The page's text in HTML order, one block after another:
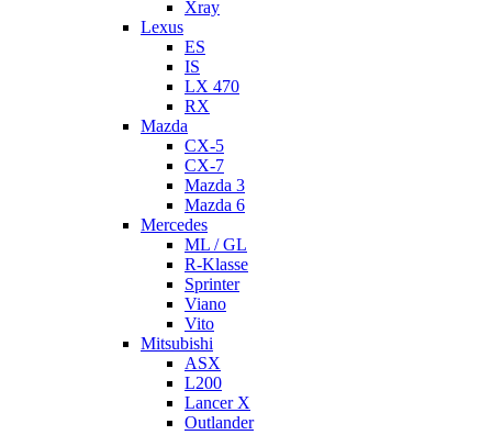
Xray
Lexus
ES
IS
LX 470
RX
Mazda
CX-5
CX-7
Mazda 3
Mazda 6
Mercedes
ML / GL
R-Klasse
Sprinter
Viano
Vito
Mitsubishi
ASX
L200
Lancer X
Outlander